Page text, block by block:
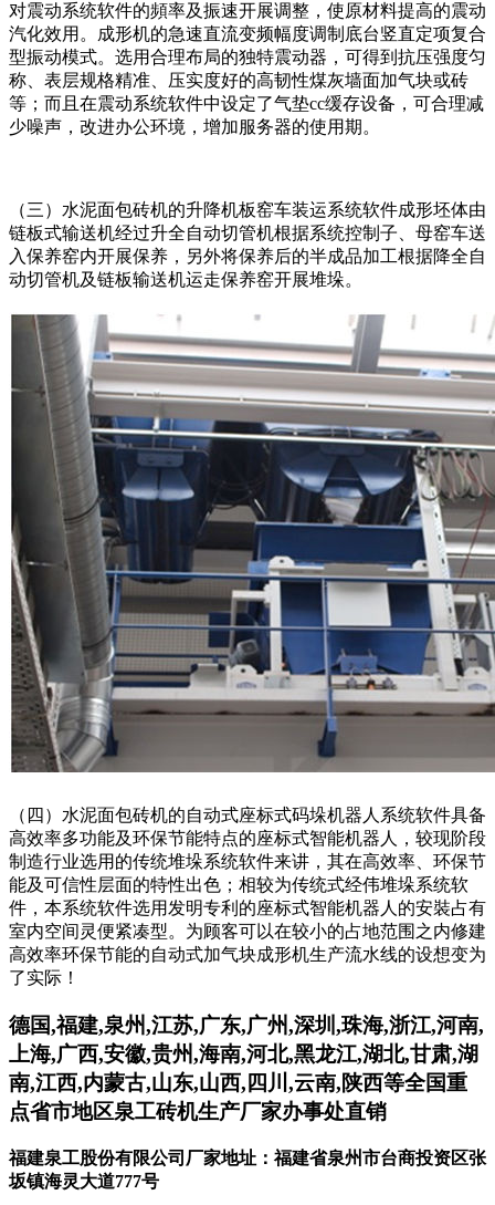
对震动系统软件的頻率及振速开展调整，使原材料提高的震动
汽化效用。成形机的急速直流变频幅度调制底台竖直定项复合
型振动模式。选用合理布局的独特震动器，可得到抗压强度匀
称、表层规格精准、压实度好的高韧性煤灰墙面加气块或砖
等；而且在震动系统软件中设定了气垫cc缓存设备，可合理减
少噪声，改进办公环境，增加服务器的使用期。
（三）水泥面包砖机的升降机板窑车装运系统软件成形坯体由
链板式输送机经过升全自动切管机根据系统控制子、母窑车送
入保养窑内开展保养，另外将保养后的半成品加工根据降全自
动切管机及链板输送机运走保养窑开展堆垛。
（四）水泥面包砖机的自动式座标式码垛机器人系统软件具备
高效率多功能及环保节能特点的座标式智能机器人，较现阶段
制造行业选用的传统堆垛系统软件来讲，其在高效率、环保节
能及可信性层面的特性出色；相较为传统式经伟堆垛系统软
件，本系统软件选用发明专利的座标式智能机器人的安裝占有
室内空间灵便紧凑型。为顾客可以在较小的占地范围之内修建
高效率环保节能的自动式加气块成形机生产流水线的设想变为
了实际！
德国,福建,泉州,江苏,广东,广州,深圳,珠海,浙江,河南,
上海,广西,安徽,贵州,海南,河北,黑龙江,湖北,甘肃,湖
南,江西,内蒙古,山东,山西,四川,云南,陕西等全国重
点省市地区泉工砖机生产厂家办事处直销
福建泉工股份有限公司厂家地址：福建省泉州市台商投资区张
坂镇海灵大道777号